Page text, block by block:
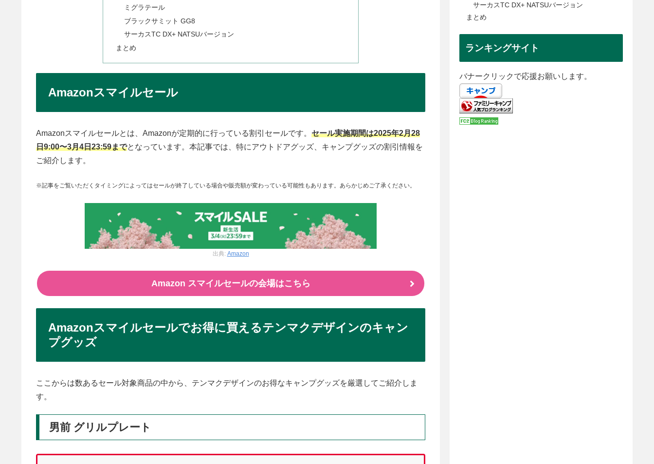
ミグラテール
ブラックサミット GG8
サーカスTC DX+ NATSUバージョン
まとめ
Amazonスマイルセール
Amazonスマイルセールとは、Amazonが定期的に行っている割引セールです。 セール実施期間は2025年2月28
日9:00〜3月4日23:59までとなっています。本記事では、特にアウトドアグッズ、キャンプグッズの割引情報を
ご紹介します。
※記事をご覧いただくタイミングによってはセールが終了している場合や販売額が変わっている可能性もあります。あらかじめご了承ください。
出典: Amazon
Amazon スマイルセールの会場はこちら
Amazonスマイルセールでお得に買えるテンマクデザインのキャン
プグッズ
ここからは数あるセール対象商品の中から、テンマクデザインのお得なキャンプグッズを厳選してご紹介しま
す。
男前 グリルプレート
サーカスTC DX+ NATSUバージョン
まとめ
ランキングサイト
バナークリックで応援お願いします。